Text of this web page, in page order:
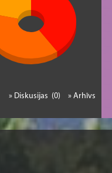
» Arhīvs
» Diskusijas (0)